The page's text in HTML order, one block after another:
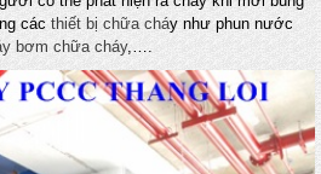
các thiết bị chữa cháy như phun nước
bơm chữa cháy,….